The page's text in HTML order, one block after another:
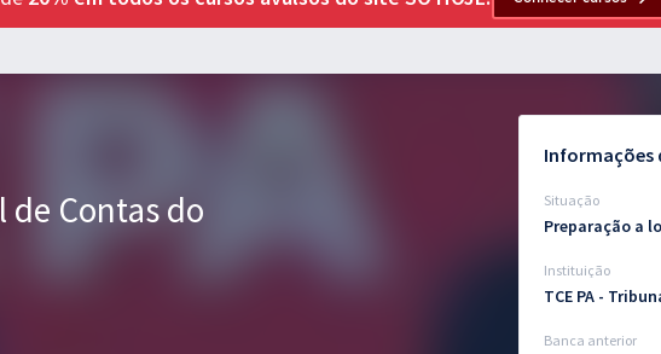
de Contas do
Informações
Situação
Preparação a
Instituição
TCE PA -
Banca anterior